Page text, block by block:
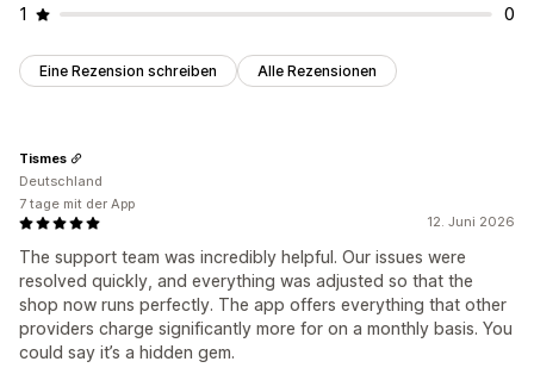
1
0
Eine Rezension schreiben Alle Rezensionen
12. Juni 2026
The support team was incredibly helpful. Our issues were
resolved quickly, and everything was adjusted so that the
shop now runs perfectly. The app offers everything that other
providers charge significantly more for on a monthly basis. You
could say it’s a hidden gem.
Tismes
Deutschland
7 tage mit der App